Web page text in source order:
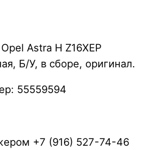
Astra H Z16XEP
Б/У, в сборе, оригинал.
55559594
+7 (916) 527-74-46